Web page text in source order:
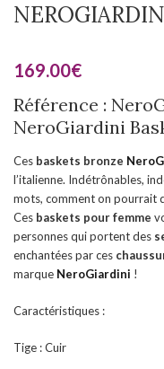
169.00€
Référence :
NeroGiardini
Ces baskets bronze
l’italienne. Indétrônables,
mots, comment on pourrait
Ces baskets pour femme
personnes qui portent des
enchantées par ces
marque NeroGiardini !
Caractéristiques :
Tige : Cuir